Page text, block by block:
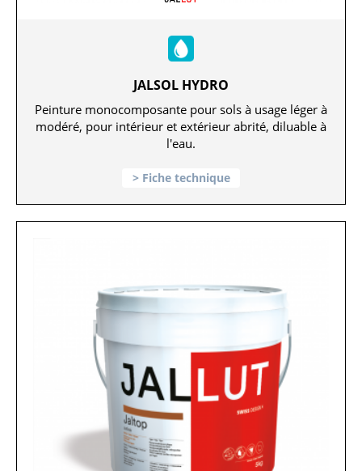
JALSOL HYDRO
Peinture monocomposante pour sols à usage léger à
modéré, pour intérieur et extérieur abrité, diluable à
l'eau.
Fiche technique